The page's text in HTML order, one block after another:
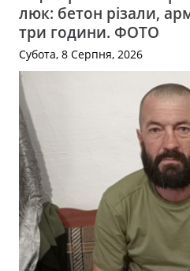
люк: бетон різали,
три години. ФОТО
Субота, 8 Серпня, 2026